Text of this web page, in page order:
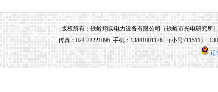
版权所有：铁岭翔实电力设备有限公司（铁岭市光电研究所
传真：024-72221096 手机：13841001176 （小号711511）
辽